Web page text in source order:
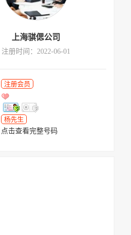
上海骐偲公司
注册时间：2022-06-01
注册会员
杨先生
点击查看完整号码